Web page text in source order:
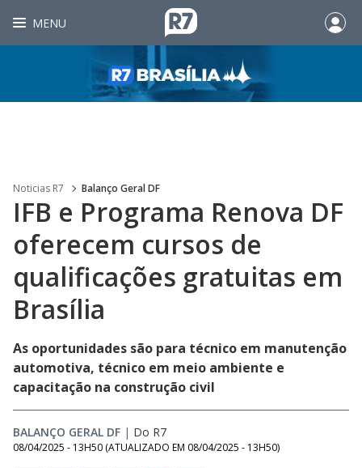
MENU
Noticias R7 Balanço Geral DF
IFB e Programa Renova DF
oferecem cursos de
qualificações gratuitas em
Brasília
As oportunidades são para técnico em manutenção
automotiva, técnico em meio ambiente e
capacitação na construção civil
BALANÇO GERAL DF | Do R7
08/04/2025 - 13H50 (ATUALIZADO EM 08/04/2025 - 13H50)